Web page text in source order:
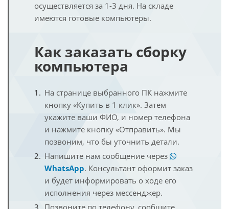
осуществляется за 1-3 дня. На складе
имеются готовые компьютеры.
Как заказать сборку
компьютера
На странице выбранного ПК нажмите
кнопку «Купить в 1 клик». Затем
укажите ваши ФИО, и номер телефона
и нажмите кнопку «Отправить». Мы
позвоним, что бы уточнить детали.
Напишите нам сообщение через
WhatsApp. Консультант оформит заказ
и будет информировать о ходе его
исполнения через мессенджер.
Позвоните по телефону, сообщите